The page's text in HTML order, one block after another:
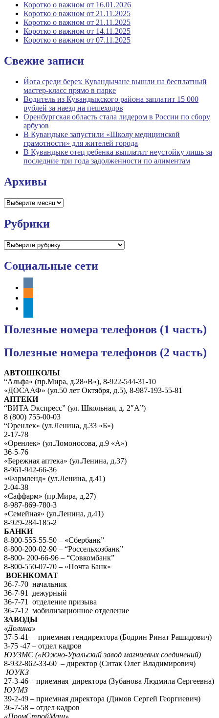
Коротко о важном от 16.01.2026
Коротко о важном от 21.11.2025
Коротко о важном от 21.11.2025
Коротко о важном от 14.11.2025
Коротко о важном от 07.11.2025
Свежие записи
Йога среди берез: Кувандычане вышли на бесплатный
мастер-класс прямо в парке
Водитель из Кувандыкского района заплатит 15 000
рублей за наезд на пешеходов
Оренбургская область стала лидером в России по сбору
арбузов
В Кувандыке запустили «Школу медицинской
грамотности» для жителей города
В Кувандыке отец ребенка выплатит неустойку лишь за
последние три года задолженности по алиментам
Архивы
Архивы
Рубрики
Рубрики
Социальные сети
vkontakte
odnoklassniki
Полезные номера телефонов (1 часть)
Полезные номера телефонов (2 часть)
АВТОШКОЛЫ
“Альфа» (пр.Мира, д.28»В»), 8-922-544-31-10
«ДОСААФ» (ул.50 лет Октября, д.5), 8-987-193-55-81
АПТЕКИ
“ВИТА Экспресс” (ул. Школьная, д. 2″А”)
8 (800) 755-00-03
“Оренлек» (ул.Ленина, д.33 «Б»)
2-17-78
«Оренлек» (ул.Ломоносова, д.9 «А»)
36-5-76
«Бережная аптека» (ул.Ленина, д.37)
8-961-942-66-36
«Фармленд» (ул.Ленина, д.41)
2-04-38
«Саффарм» (пр.Мира, д.27)
8-987-869-780-3
«Семейная» (ул.Ленина, д.41)
8-929-284-185-2
БАНКИ
8-800-555-55-50 – «Сбербанк”
8-800-200-02-90 – “Россельхозбанк”
8-800- 200-66-96 – “Совкомбанк”
8-800-550-07-70 – «Почта Банк»
ВОЕНКОМАТ
36-7-70 начальник
36-7-91 дежурный
36-7-71 отделение призыва
36-7-12 мобилизационное отделение
ЗАВОДЫ
«Долина»
37-5-41 – приемная гендиректора (Бодрин Ринат Рашидович)
3-75 -47 – отдел кадров
ЮУЗМС («Южно-Уральский завод магниевых соединений)
8-932-862-33-60 – директор (Ситак Олег Владимирович)
ЮУКЗ
27-3-46 – приемная директора (Зубанова Людмила Сергеевна)
ЮУМЗ
39-2-49 – приемная директора (Димов Сергей Георгиевич)
36-7-58 – отдел кадров